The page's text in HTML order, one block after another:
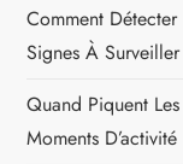
Comment
Signes À Surveiller
Quand Piquent
Moments D’activité